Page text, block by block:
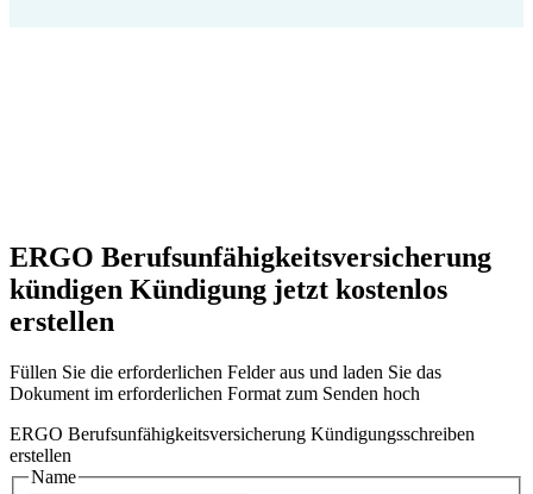
ERGO Berufsunfähigkeitsversicherung
kündigen Kündigung jetzt kostenlos
erstellen
Füllen Sie die erforderlichen Felder aus und laden Sie das
Dokument im erforderlichen Format zum Senden hoch
ERGO Berufsunfähigkeitsversicherung Kündigungsschreiben
erstellen
Name